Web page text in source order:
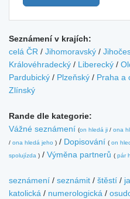
Seznámení v krajích:
celá ČR / Jihomoravský /
Královéhradecký / Liberecký /
Pardubický / Plzeňský / Praha a
Zlínský
Rande dle kategorie:
Vážné seznámení (on hledá ji / ona
/ ona hledá jeho ) / Dopisování ( on
spolujízda ) / Výměna partnerů ( pár
seznámení / seznámit / štěstí /
katolická / numerologická /